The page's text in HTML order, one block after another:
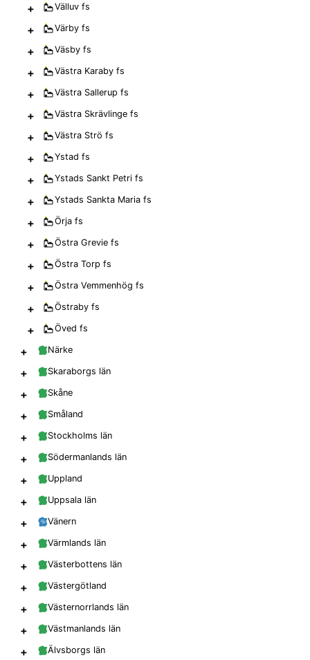
+ Välluv fs
+ Värby fs
+ Väsby fs
+ Västra Karaby fs
+ Västra Sallerup fs
+ Västra Skrävlinge fs
+ Västra Strö fs
+ Ystad fs
+ Ystads Sankt Petri fs
+ Ystads Sankta Maria fs
+ Örja fs
+ Östra Grevie fs
+ Östra Torp fs
+ Östra Vemmenhög fs
+ Östraby fs
+ Öved fs
+ Närke
+ Skaraborgs län
+ Skåne
+ Småland
+ Stockholms län
+ Södermanlands län
+ Uppland
+ Uppsala län
+ Vänern
+ Värmlands län
+ Västerbottens län
+ Västergötland
+ Västernorrlands län
+ Västmanlands län
+ Älvsborgs län